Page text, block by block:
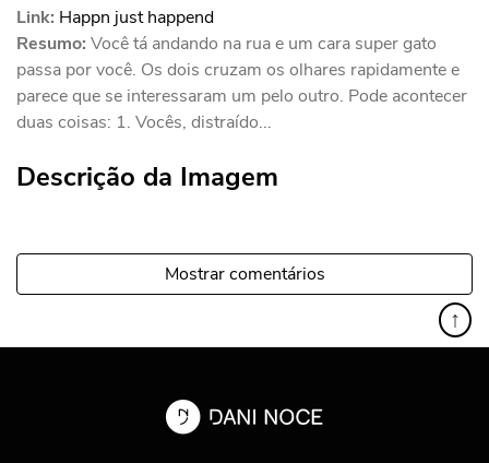
Link: Happn just happend
Resumo: Você tá andando na rua e um cara super gato
passa por você. Os dois cruzam os olhares rapidamente e
parece que se interessaram um pelo outro. Pode acontecer
duas coisas: 1. Vocês, distraído...
Descrição da Imagem
Mostrar comentários
↑